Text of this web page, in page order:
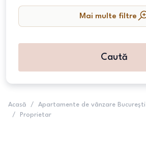
Mai multe filtre
Caută
Acasă / Apartamente de vânzare București
/
Proprietar